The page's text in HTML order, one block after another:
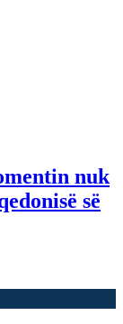
nuk
së